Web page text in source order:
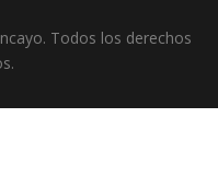
Todos los derechos